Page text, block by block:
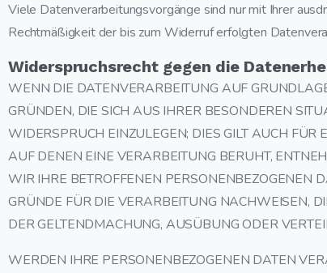
Viele Datenverarbeitungsvorgänge sind nur mit Ihrer
Rechtmäßigkeit der bis zum Widerruf erfolgten
Widerspruchsrecht gegen die
WENN DIE DATENVERARBEITUNG AUF
GRÜNDEN, DIE SICH AUS IHRER BESONDEREN
WIDERSPRUCH EINZULEGEN; DIES GILT AUCH FÜR
AUF DENEN EINE VERARBEITUNG BERUHT,
WIR IHRE BETROFFENEN PERSONENBEZOGENEN
GRÜNDE FÜR DIE VERARBEITUNG NACHWEISEN,
DER GELTENDMACHUNG, AUSÜBUNG ODER
WERDEN IHRE PERSONENBEZOGENEN DATEN